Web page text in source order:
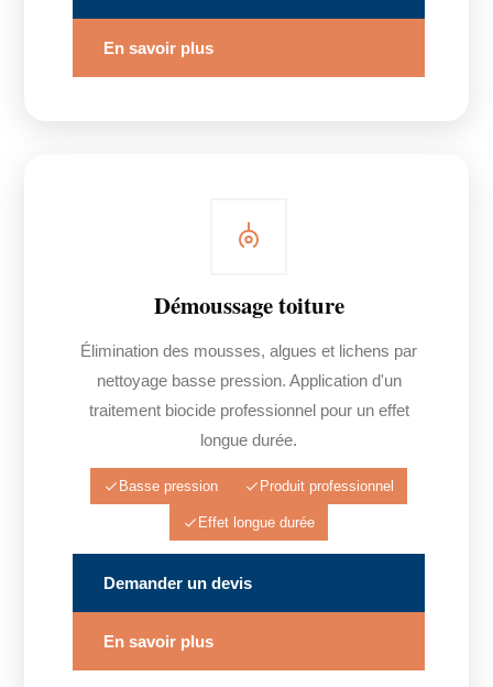
En savoir plus
Démoussage toiture
Élimination des mousses, algues et lichens par
nettoyage basse pression. Application d'un
traitement biocide professionnel pour un effet
longue durée.
Basse pression Produit professionnel
Effet longue durée
Demander un devis
En savoir plus